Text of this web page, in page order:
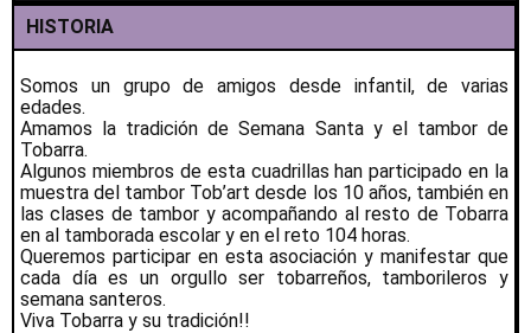
HISTORIA
Somos un grupo de amigos desde infantil, de varias
edades.
Amamos la tradición de Semana Santa y el tambor de
Tobarra.
Algunos miembros de esta cuadrillas han participado en la
muestra del tambor Tob’art desde los 10 años, también en
las clases de tambor y acompañando al resto de Tobarra
en al tamborada escolar y en el reto 104 horas.
Queremos participar en esta asociación y manifestar que
cada día es un orgullo ser tobarreños, tamborileros y
semana santeros.
Viva Tobarra y su tradición!!